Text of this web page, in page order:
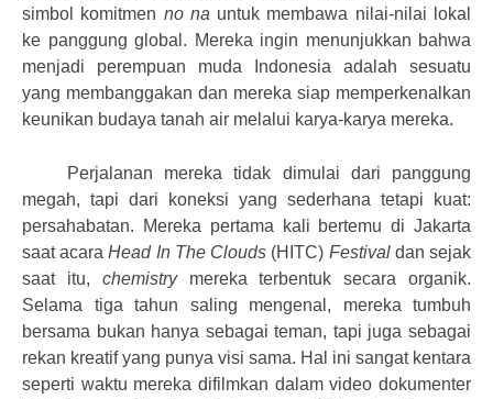
simbol komitmen no na untuk membawa nilai-nilai lokal
ke panggung global. Mereka ingin menunjukkan bahwa
menjadi perempuan muda Indonesia adalah sesuatu
yang membanggakan dan mereka siap memperkenalkan
keunikan budaya tanah air melalui karya-karya mereka.
Perjalanan mereka tidak dimulai dari panggung
megah, tapi dari koneksi yang sederhana tetapi kuat:
persahabatan. Mereka pertama kali bertemu di Jakarta
saat acaraHead In The Clouds (HITC) Festivaldan sejak
saat itu, chemistrymereka terbentuk secara organik.
Selama tiga tahun saling mengenal, mereka tumbuh
bersama bukan hanya sebagai teman, tapi juga sebagai
rekan kreatif yang punya visi sama. Hal ini sangat kentara
seperti waktu mereka difilmkan dalam video dokumenter